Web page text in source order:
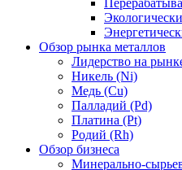
Обзор рынка металлов
Лидерство на
Никель (Ni)
Медь (Cu)
Палладий (Pd)
Платина (Pt)
Родий (Rh)
Обзор бизнеса
Минерально-